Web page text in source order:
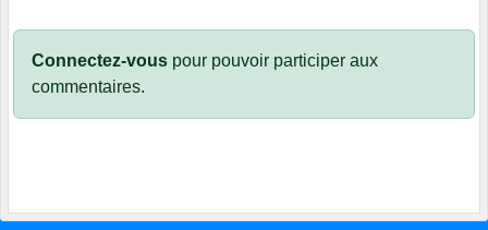
Connectez-vous pour pouvoir participer aux
commentaires.